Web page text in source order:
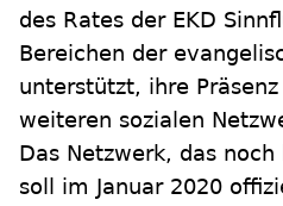
des Rates der EKD
Bereichen der
unterstützt, ihre Präsenz
weiteren sozialen
Das Netzwerk, das
soll im Januar 2020